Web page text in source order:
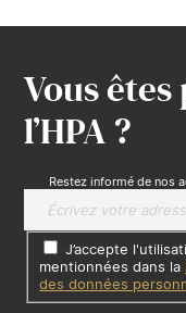
Vous
l’HPA ?
Restez informé de nos
J’accepte
mentionnées dans la
des données